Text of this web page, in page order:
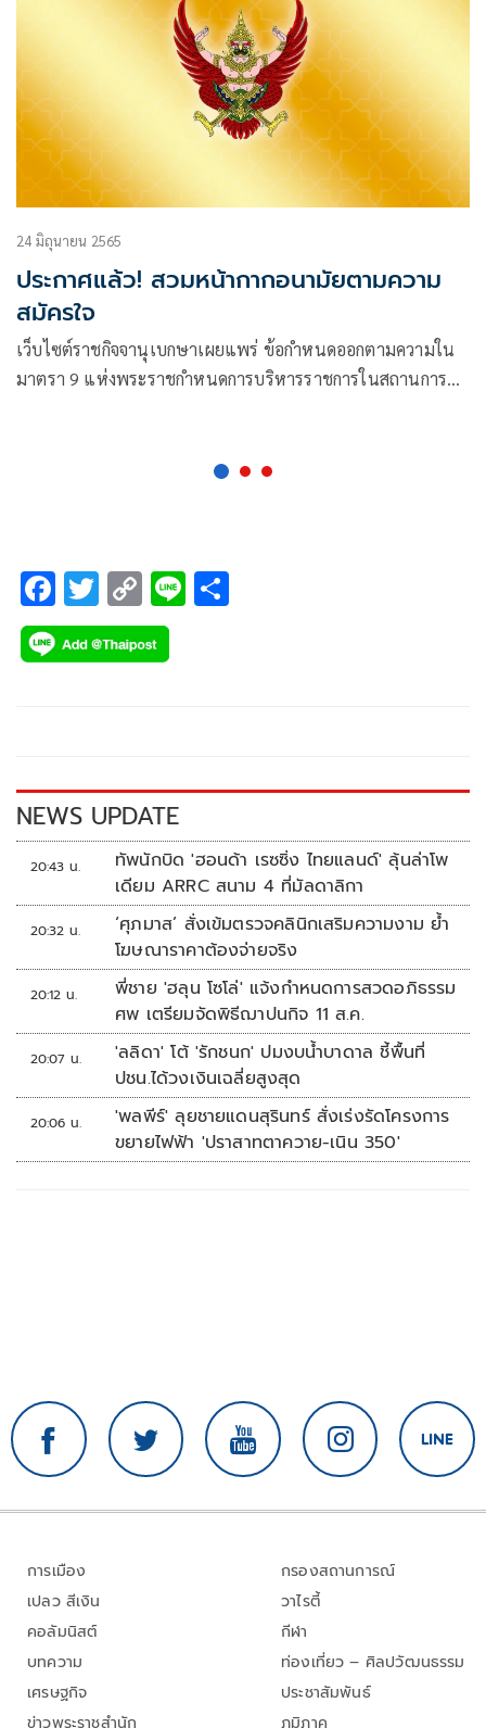
24 มิถุนายน 2565
ประกาศแล้ว! สวมหน้ากากอนามัยตามความ
สมัครใจ
เว็บไซต์ราชกิจจานุเบกษาเผยแพร่ ข้อกําหนดออกตามความใน
มาตรา 9 แห่งพระราชกําหนดการบริหารราชการในสถานการณ์
F
ac
e
k
T
wi
tt
C
o
p
k
Li
NEWS UPDATE
20:43 น.
ทัพนักบิด 'ฮอนด้า เรซซิ่ง ไทยแลนด์' ลุ้นล่าโพ
เดียม ARRC สนาม 4 ที่มัลดาลิกา
20:32 น.
‘ศุภมาส’ สั่งเข้มตรวจคลินิกเสริมความงาม ย้ำ
โฆษณาราคาต้องจ่ายจริง
20:12 น.
พี่ชาย 'ฮลุน โซโล่' แจ้งกำหนดการสวดอภิธรรม
ศพ เตรียมจัดพิธีฌาปนกิจ 11 ส.ค.
20:07 น.
'ลลิดา' โต้ 'รักชนก' ปมงบน้ำบาดาล ชี้พื้นที่
ปชน.ได้วงเงินเฉลี่ยสูงสุด
20:06 น.
'พลพีร์' ลุยชายแดนสุรินทร์ สั่งเร่งรัดโครงการ
ขยายไฟฟ้า 'ปราสาทตาควาย-เนิน 350'
การเมือง
เปลว สีเงิน
คอลัมนิสต์
บทความ
เศรษฐกิจ
ข่าวพระราชสำนัก
กรองสถานการณ์
วาไรตี้
กีฬา
ท่องเที่ยว – ศิลปวัฒนธรรม
ประชาสัมพันธ์
ภูมิภาค